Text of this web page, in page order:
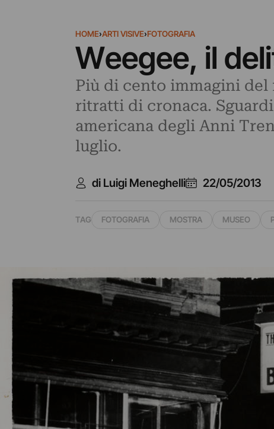
HOME›ARTI VISIVE›FOTOGRAFIA
Weegee, il
Più di cento immagini
ritratti di cronaca.
americana degli Anni
luglio.
di Luigi Meneghelli 22/05/2013
TAG FOTOGRAFIA MOSTRA MUSEO